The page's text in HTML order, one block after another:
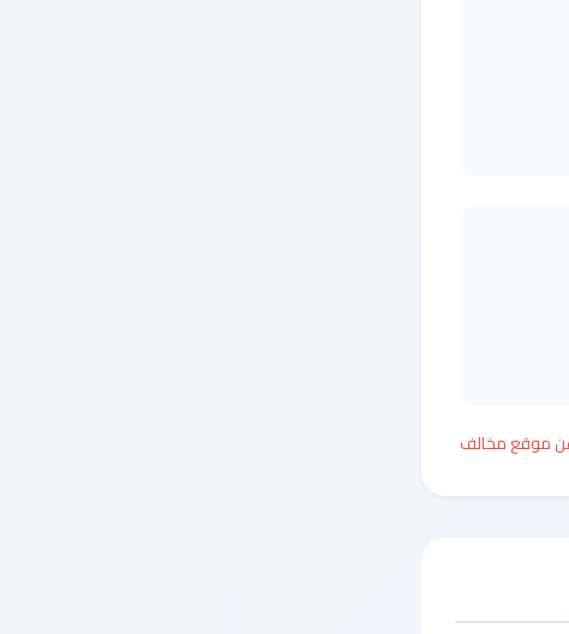
موقع مخالف